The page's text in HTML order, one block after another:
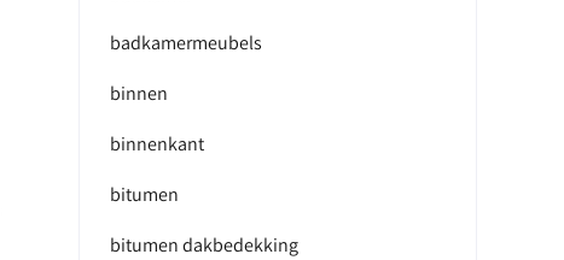
badkamermeubels
binnen
binnenkant
bitumen
bitumen dakbedekking